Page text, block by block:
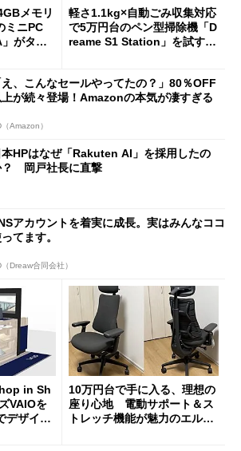
メモリ
ミニPC
」がタイ
軽さ1.1kg×自動ごみ収集対応
で5万円台のペン型掃除機「D
reame S1 Station」を試す
え、こんなセールやってたの？」80％OFF
上が続々登場！Amazonの本気が凄すぎる
Amazon）
本HPはなぜ「Rakuten AI」を採用したの
？ 岡戸社長に直撃
アカウントを着実に成長。実はみんなココ
てます。
Dreaw合同会社）
in Sh
VAIOを
デザイン
10万円台で手に入る、理想の
座り心地 電動サポート＆ス
トレッチ機能が魅力のエルゴ